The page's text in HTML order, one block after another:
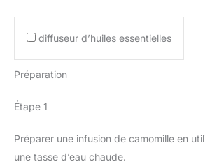
diffuseur d’huiles essentielles
Préparation
Étape 1
Préparer une infusion de camomille en
une tasse d’eau chaude.